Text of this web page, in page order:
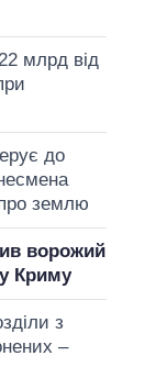
млрд від
до
землю
ворожий
Криму
з
–